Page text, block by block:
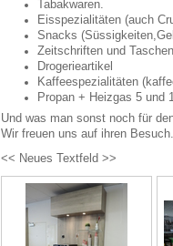
Tabakwaren.
Eisspezialitäten (auch
Snacks
Zeitschriften und
Drogerieartikel
Kaffeespezialitäten
Propan + Heizgas 5 und
Und was man sonst noch für
Wir freuen uns auf ihren Besuch.
<< Neues Textfeld >>